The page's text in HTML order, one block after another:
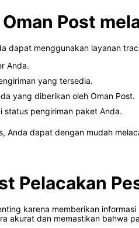
Post
dapat menggunakan layanan
Anda.
yang tersedia.
yang diberikan oleh Oman Post.
status pengiriman paket Anda.
Anda dapat dengan mudah
Pelacakan
karena memberikan
akurat dan memastikan bahwa